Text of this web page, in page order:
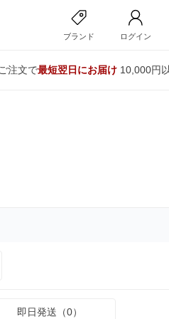
ブランド ログイン
注文で最短翌日にお届け10,000円
即日発送（0）